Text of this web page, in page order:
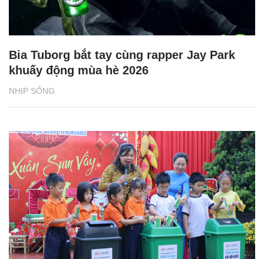
NHỊP SỐNG
Bia Tuborg bắt tay cùng rapper Jay Park
khuấy động mùa hè 2026